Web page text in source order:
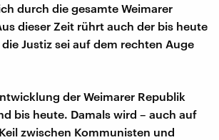
durch die gesamte Weimarer
dieser Zeit rührt auch der bis heute
Justiz sei auf dem rechten Auge
der Weimarer Republik
bis heute. Damals wird – auch auf
zwischen Kommunisten und